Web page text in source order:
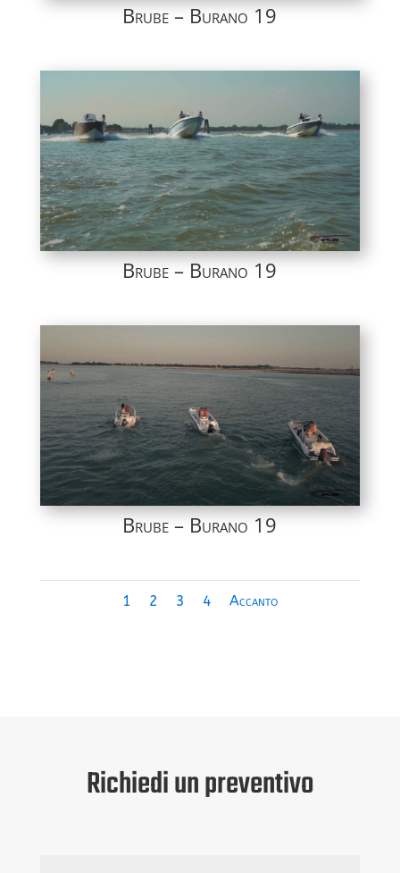
Brube – Burano 19
Brube – Burano 19
Brube – Burano 19
1 2 3 4 Accanto
Richiedi un preventivo